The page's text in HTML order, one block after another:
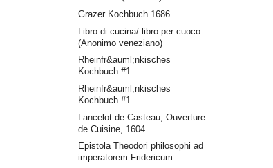
Grazer Kochbuch 1686
Libro di cucina/ libro per cuoco
(Anonimo veneziano)
Rheinfr&auml;nkisches
Kochbuch #1
Rheinfr&auml;nkisches
Kochbuch #1
Lancelot de Casteau, Ouverture
de Cuisine, 1604
Epistola Theodori philosophi ad
imperatorem Fridericum